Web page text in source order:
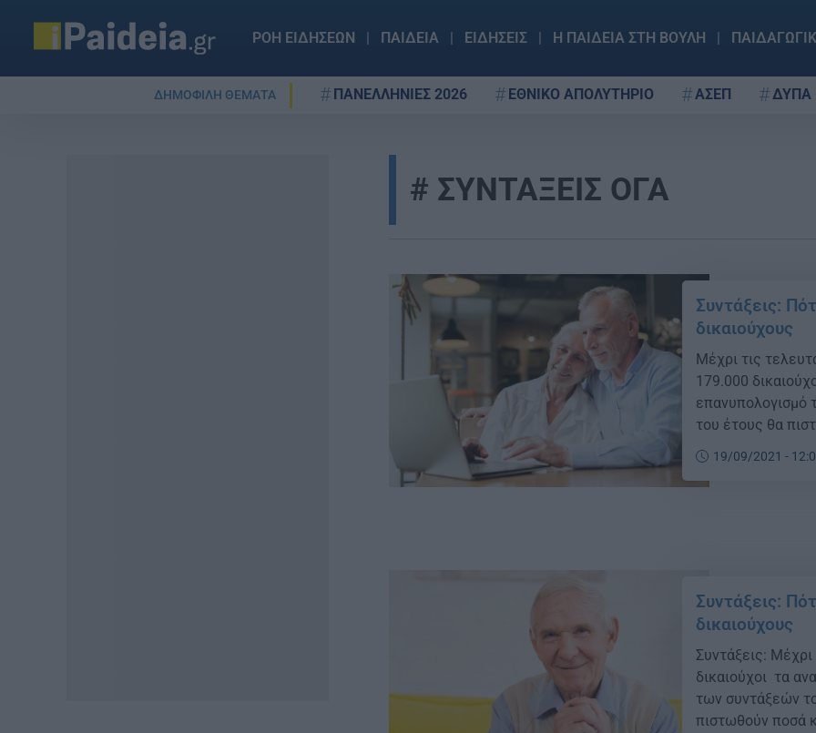
ΡΟΗ ΕΙΔΗΣΕΩΝ ΠΑΙΔΕΙΑ ΕΙΔΗΣΕΙΣ Η ΠΑΙΔΕΙΑ ΣΤΗ ΒΟΥΛΗ
ΔΗΜΟΦΙΛΗ ΘΕΜΑΤΑ ΠΑΝΕΛΛΗΝΙΕΣ 2026 ΕΘΝΙΚΟ ΑΠΟΛΥΤΗΡΙΟ ΑΣΕΠ ΔΥΠΑ
ΣΥΝΤΑΞΕΙΣ ΟΓΑ
Συντάξεις:
δικαιούχους
Μέχρι τις
179.000
επανυπολογισμό
του έτους θα
συνταξιούχους.
Οκτωβρίου να
παλαιούς
19/09/2021 -
Συντάξεις:
δικαιούχους
Συντάξεις:
δικαιούχοι τα
των συντάξεών
πιστωθούν ποσά